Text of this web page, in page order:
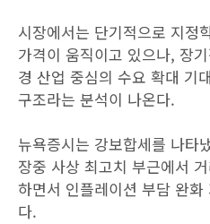
시장에서는 단기적으로 지정
가격이 움직이고 있으나, 장
경 산업 중심의 수요 확대 기
구조라는 분석이 나온다.
뉴욕증시는 강보합세를 나타
장중 사상 최고치 부근에서
하면서 인플레이션 부담 완
다.